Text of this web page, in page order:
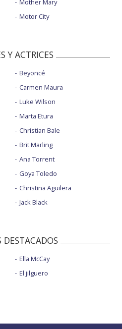
Mother Mary
Motor City
Y ACTRICES
Beyoncé
Carmen Maura
Luke Wilson
Marta Etura
Christian Bale
Brit Marling
Ana Torrent
Goya Toledo
Christina Aguilera
Jack Black
DESTACADOS
Ella McCay
El jilguero